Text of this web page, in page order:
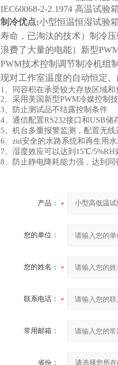
IEC60068-2-2.1974 高温试验
制冷优点:小型恒温恒湿试验
寿命，已淘汰的技术）制冷
浪费了大量的电能）新型
PWM技术控制调节制冷机组
现对工作室温度的自动恒定
1
、同容积在承受较大存放区域
2 、采用美国新型PWM冷媒控制
3 、防止测试品不结露控制条件
4 、通信配置RS232接口和USB储
5 、机台多重报警监测，配置无
6 、zui安全的水路系统和再生用
7 、湿度效应可以达到15℃/
8 、防止静电降耗能力强，达到
产品：
您的单位：
您的姓名：
联系电话：
常用邮箱：
省份：